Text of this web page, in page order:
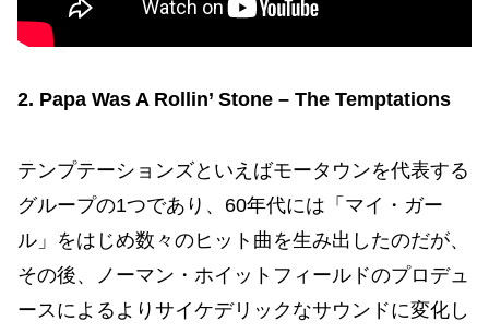
2. Papa Was A Rollin’ Stone – The Temptations
テンプテーションズといえばモータウンを代表する
グループの1つであり、60年代には「マイ・ガー
ル」をはじめ数々のヒット曲を生み出したのだが、
その後、ノーマン・ホイットフィールドのプロデュ
ースによるよりサイケデリックなサウンドに変化し